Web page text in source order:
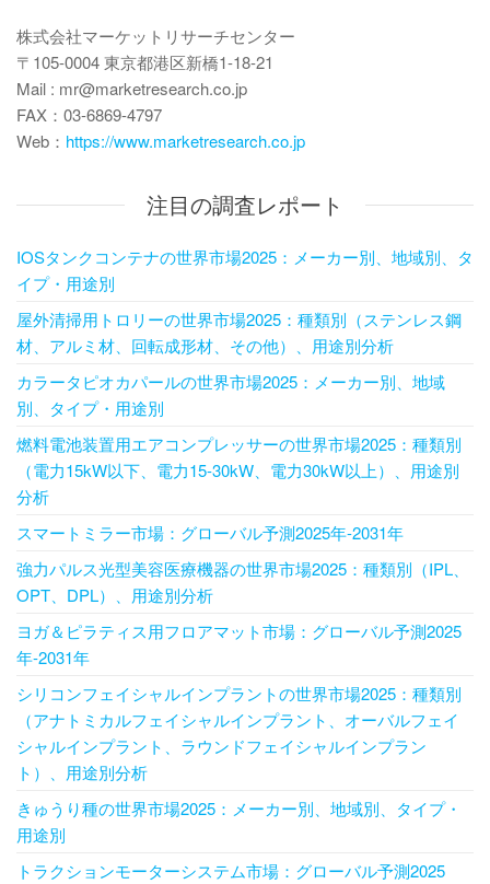
株式会社マーケットリサーチセンター
〒105-0004 東京都港区新橋1-18-21
Mail : mr@marketresearch.co.jp
FAX：03-6869-4797
Web： https://www.marketresearch.co.jp
注目の調査レポート
IOSタンクコンテナの世界市場2025：メーカー別、地域別、タ
イプ・用途別
屋外清掃用トロリーの世界市場2025：種類別（ステンレス鋼
材、アルミ材、回転成形材、その他）、用途別分析
カラータピオカパールの世界市場2025：メーカー別、地域
別、タイプ・用途別
燃料電池装置用エアコンプレッサーの世界市場2025：種類別
（電力15kW以下、電力15-30kW、電力30kW以上）、用途別
分析
スマートミラー市場：グローバル予測2025年-2031年
強力パルス光型美容医療機器の世界市場2025：種類別（IPL、
OPT、DPL）、用途別分析
ヨガ＆ピラティス用フロアマット市場：グローバル予測2025
年-2031年
シリコンフェイシャルインプラントの世界市場2025：種類別
（アナトミカルフェイシャルインプラント、オーバルフェイ
シャルインプラント、ラウンドフェイシャルインプラン
ト）、用途別分析
きゅうり種の世界市場2025：メーカー別、地域別、タイプ・
用途別
トラクションモーターシステム市場：グローバル予測2025